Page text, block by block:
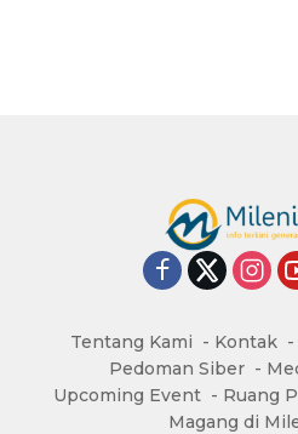
Tentang Kami Kontak
Pedoman Siber
Upcoming Event
Ruang
Magang di